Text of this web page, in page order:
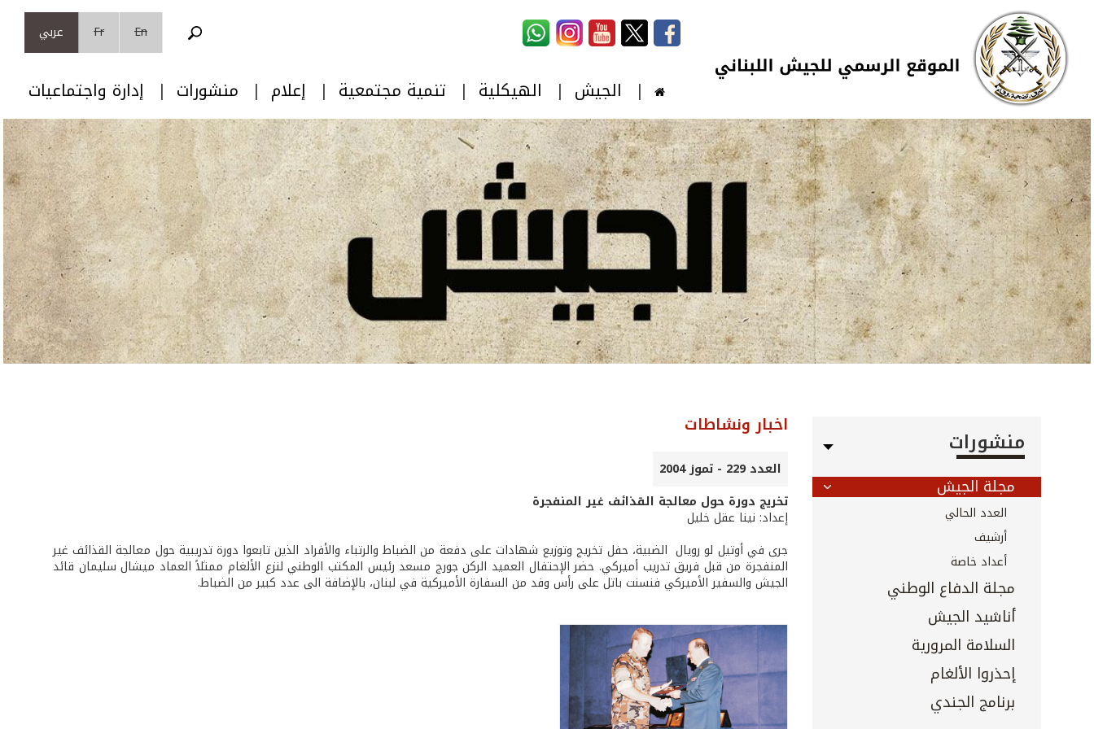
تجاوز إلى المحتوى الرئيسي
Skip to navigation
En
Fr عربي
الجيش الهيكلية تنمية مجتمعية إعلام منشورات إدارة واجتماعيات
منشورات
مجلة الجيش
العدد الحالي
أرشيف
أعداد خاصة
مجلة الدفاع الوطني
أناشيد الجيش
السلامة المرورية
إحذروا الألغام
برنامج الجندي
اخبار ونشاطات
العدد 229 - تموز 2004
تخريج دورة حول معالجة القذائف غير المنفجرة
إعداد: نينا عقل خليل
جرى في أوتيل لو رويال ­ الضبية، حفل تخريج وتوزيع شهادات على دفعة من الضباط والرتباء والأفراد الذين تابعوا دورة تدريبية حول معالجة القذائف غير
المنفجرة من قبل فريق تدريب أميركي. حضر الإحتفال العميد الركن جورج مسعد رئيس المكتب الوطني لنزع الألغام ممثلاً العماد ميشال سليمان قائد
الجيش والسفير الأميركي فنسنت باتل على رأس وفد من السفارة الأميركية في لبنان، بالإضافة الى عدد كبير من الضباط.